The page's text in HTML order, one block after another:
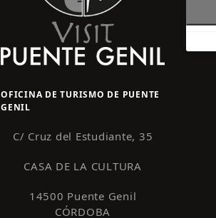
OFICINA DE TURISMO DE PUENTE
GENIL
C/ Cruz del Estudiante, 35
CASA DE LA CULTURA
14500 Puente Genil
CÓRDOBA